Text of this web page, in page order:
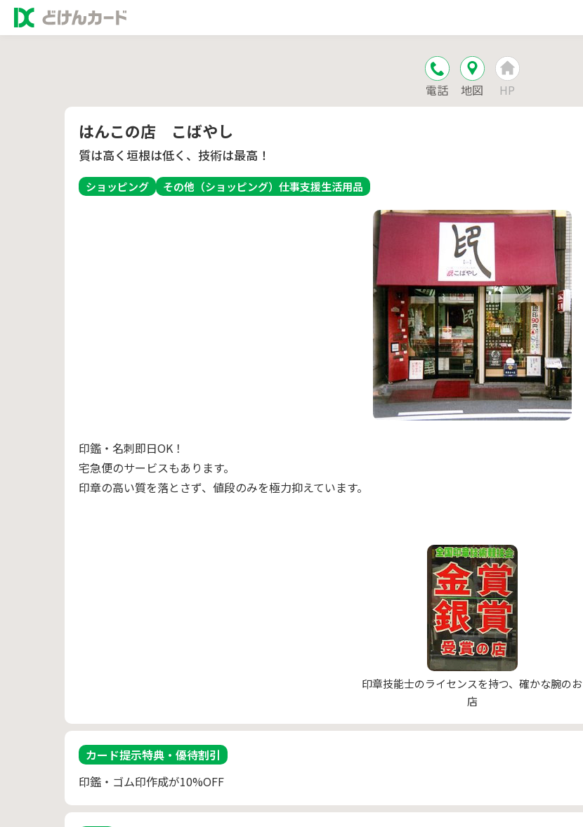
電話 地図 HP
はんこの店 こばやし
質は高く垣根は低く、技術は最高！
ショッピング その他（ショッピング） 仕事支援生活用品
印鑑・名刺即日OK！
宅急便のサービスもあります。
印章の高い質を落とさず、値段のみを極力抑えています。
印章技能士のライセンスを持つ、確かな腕のお
店
カード提示特典・優待割引
印鑑・ゴム印作成が10%OFF